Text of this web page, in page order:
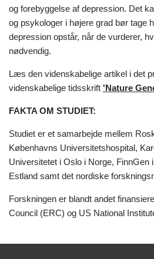
og forebyggelse af depression. Det
og psykologer i højere grad bør tage
depression opstår, når de vurderer,
nødvendig.
Læs den videnskabelige artikel i det
videnskabelige tidsskrift 'Nature
FAKTA OM STUDIET:
Studiet er et samarbejde mellem
Københavns Universitetshospital,
Universitetet i Oslo i Norge, FinnGen
Estland samt det nordiske
Forskningen er blandt andet
Council (ERC) og US National